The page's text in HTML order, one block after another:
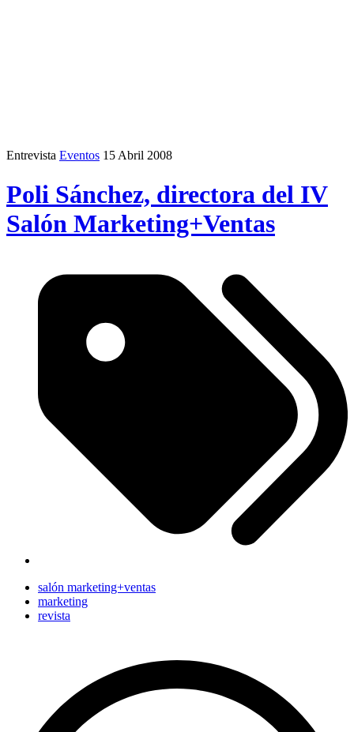
Entrevista Eventos 15 Abril 2008
Poli Sánchez, directora del IV
Salón Marketing+Ventas
salón marketing+ventas
marketing
revista